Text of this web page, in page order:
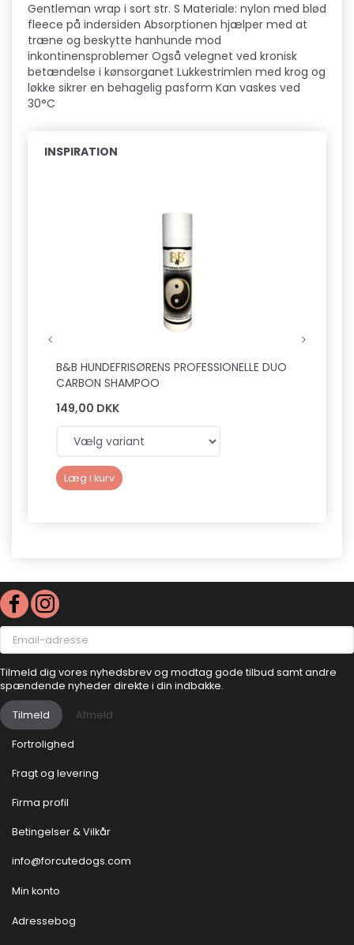
Gentleman wrap i sort str. S Materiale: nylon med blød
fleece på indersiden Absorptionen hjælper med at
træne og beskytte hanhunde mod
inkontinensproblemer Også velegnet ved kronisk
betændelse i kønsorganet Lukkestrimlen med krog og
løkke sikrer en behagelig pasform Kan vaskes ved
30°C
INSPIRATION
B&B HUNDEFRISØRENS PROFESSIONELLE DUO
CARBON SHAMPOO
149,00 DKK
Læg i kurv
Email-
adresse
Tilmeld dig vores nyhedsbrev og modtag gode tilbud samt andre
spændende nyheder direkte i din indbakke.
Tilmeld Afmeld
Fortrolighed
Fragt og levering
Firma profil
Betingelser & Vilkår
info@forcutedogs.com
Min konto
Adressebog